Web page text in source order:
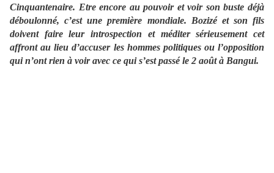
Cinquantenaire. Etre encore au pouvoir et voir son buste déjà
déboulonné, c’est une première mondiale. Bozizé et son fils
doivent faire leur introspection et méditer sérieusement cet
affront au lieu d’accuser les hommes politiques ou l’opposition
qui n’ont rien à voir avec ce qui s’est passé le 2 août à Bangui.